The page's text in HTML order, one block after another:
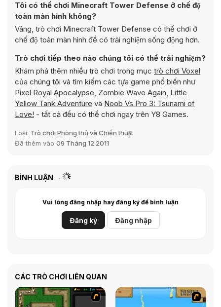
Tôi có thể chơi Minecraft Tower Defense ở chế độ
toàn màn hình không?
Vâng, trò chơi Minecraft Tower Defense có thể chơi ở
chế độ toàn màn hình để có trải nghiệm sống động hơn.
Trò chơi tiếp theo nào chúng tôi có thể trải nghiệm?
Khám phá thêm nhiều trò chơi trong mục trò chơi Voxel
của chúng tôi và tìm kiếm các tựa game phổ biến như
Pixel Royal Apocalypse, Zombie Wave Again, Little
Yellow Tank Adventure và Noob Vs Pro 3: Tsunami of
Love! - tất cả đều có thể chơi ngay trên Y8 Games.
Loại: Trò chơi Phòng thủ và Chiến thuật
Đã thêm vào 09 Tháng 12 2011
BÌNH LUẬN
Vui lòng đăng nhập hay đăng ký để bình luận
Đăng ký Đăng nhập
CÁC TRÒ CHƠI LIÊN QUAN